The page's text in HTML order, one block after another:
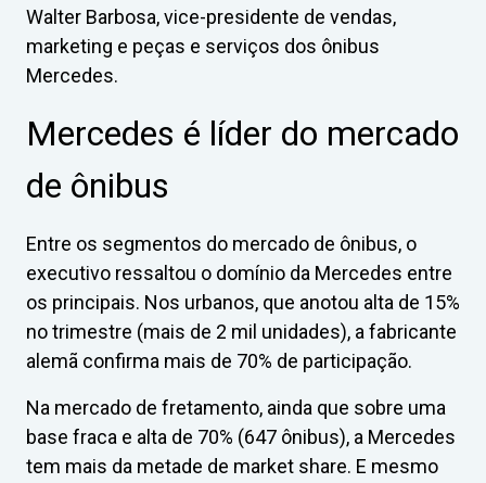
Walter Barbosa, vice-presidente de vendas,
marketing e peças e serviços dos ônibus
Mercedes.
Mercedes é líder do mercado
de ônibus
Entre os segmentos do mercado de ônibus, o
executivo ressaltou o domínio da Mercedes entre
os principais. Nos urbanos, que anotou alta de 15%
no trimestre (mais de 2 mil unidades), a fabricante
alemã confirma mais de 70% de participação.
Na mercado de fretamento, ainda que sobre uma
base fraca e alta de 70% (647 ônibus), a Mercedes
tem mais da metade de market share. E mesmo